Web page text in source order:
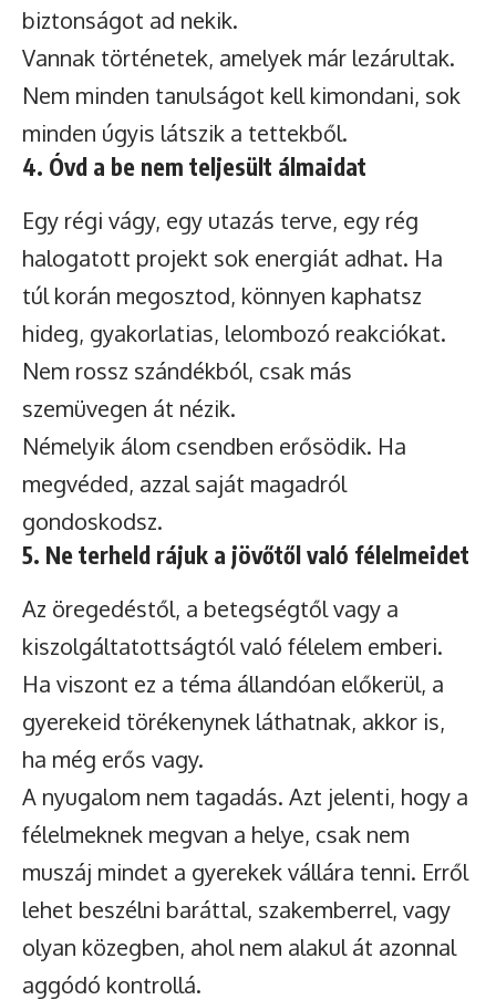
biztonságot ad nekik.
Vannak történetek, amelyek már lezárultak.
Nem minden tanulságot kell kimondani, sok
minden úgyis látszik a tettekből.
4. Óvd a be nem teljesült álmaidat
Egy régi vágy, egy utazás terve, egy rég
halogatott projekt sok energiát adhat. Ha
túl korán megosztod, könnyen kaphatsz
hideg, gyakorlatias, lelombozó reakciókat.
Nem rossz szándékból, csak más
szemüvegen át nézik.
Némelyik álom csendben erősödik. Ha
megvéded, azzal saját magadról
gondoskodsz.
5. Ne terheld rájuk a jövőtől való félelmeidet
Az öregedéstől, a betegségtől vagy a
kiszolgáltatottságtól való félelem emberi.
Ha viszont ez a téma állandóan előkerül, a
gyerekeid törékenynek láthatnak, akkor is,
ha még erős vagy.
A nyugalom nem tagadás. Azt jelenti, hogy a
félelmeknek megvan a helye, csak nem
muszáj mindet a gyerekek vállára tenni. Erről
lehet beszélni baráttal, szakemberrel, vagy
olyan közegben, ahol nem alakul át azonnal
aggódó kontrollá.